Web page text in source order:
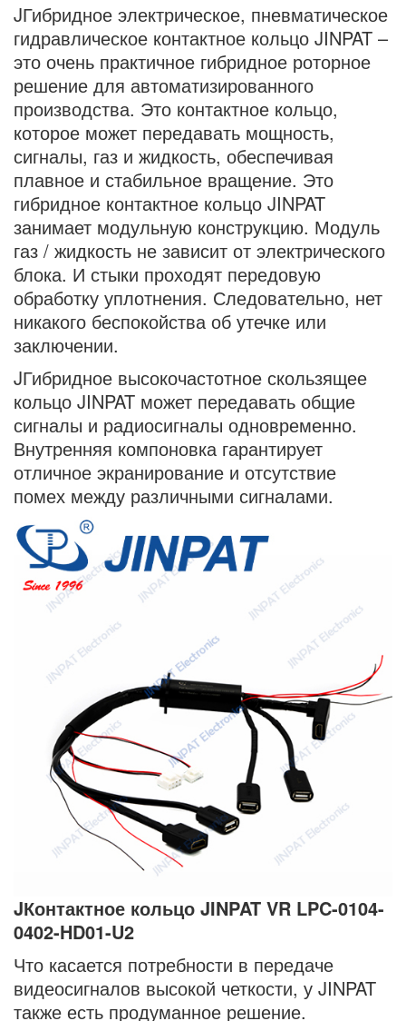
JГибридное электрическое, пневматическое
гидравлическое контактное кольцо JINPAT –
это очень практичное гибридное роторное
решение для автоматизированного
производства. Это контактное кольцо,
которое может передавать мощность,
сигналы, газ и жидкость, обеспечивая
плавное и стабильное вращение. Это
гибридное контактное кольцо JINPAT
занимает модульную конструкцию. Модуль
газ / жидкость не зависит от электрического
блока. И стыки проходят передовую
обработку уплотнения. Следовательно, нет
никакого беспокойства об утечке или
заключении.
JГибридное высокочастотное скользящее
кольцо JINPAT может передавать общие
сигналы и радиосигналы одновременно.
Внутренняя компоновка гарантирует
отличное экранирование и отсутствие
помех между различными сигналами.
JКонтактное кольцо JINPAT VR LPC-0104-
0402-HD01-U2
Что касается потребности в передаче
видеосигналов высокой четкости, у JINPAT
также есть продуманное решение.